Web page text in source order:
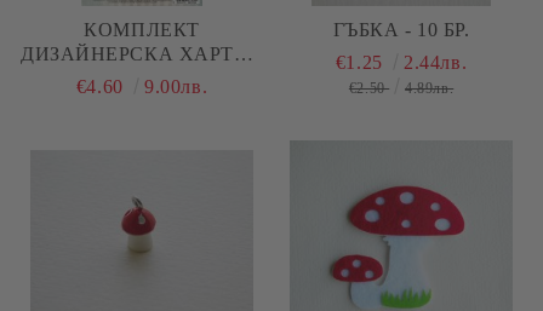
КОМПЛЕКТ
ДИЗАЙНЕРСКА ХАРТИЯ
- FRIENDS OF THE
€4.60 9.00лв.
ГЪБКА - 10 БР.
€1.25 2.44лв.
€2.50 4.89лв.